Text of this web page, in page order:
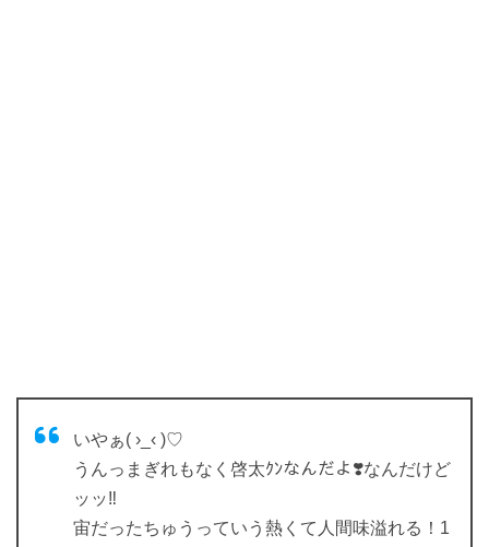
いやぁ( ›_‹ )♡
うんっまぎれもなく啓太ｸﾝなんだよ❣️なんだけど
ッッ‼
宙だったちゅうっていう熱くて人間味溢れる！1